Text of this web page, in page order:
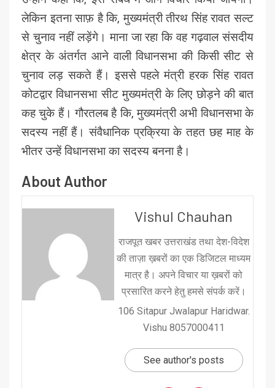
लेकिन इतना साफ़ है कि, मुख्यमंत्री तीरथ सिंह रावत सल्ट
से चुनाव नहीं लड़ेंगे। माना जा रहा कि वह गढ़वाल संसदीय
क्षेत्र के अंतर्गत आने वाली विधानसभा की किसी सीट से
चुनाव लड़ सकते हैं। इससे पहले मंत्री हरक सिंह रावत
कोटद्वार विधानसभा सीट मुख्यमंत्री के लिए छोड़ने की बात
कह चुके हैं। गौरतलब है कि, मुख्यमंत्री अभी विधानसभा के
सदस्य नहीं हैं। संवैधानिक प्रक्रिया के तहत छह माह के
भीतर उन्हें विधानसभा का सदस्य बनना है।
About Author
Vishul Chauhan
राजपूत खबर उत्तराखंड तथा देश-विदेश
की ताज़ा ख़बरों का एक डिजिटल माध्यम
मात्र है। अपने विचार या ख़बरों को
प्रसारित करने हेतु हमसे संपर्क करें।
106 Sitapur Jwalapur Haridwar.
Vishu 8057000411
See author's posts